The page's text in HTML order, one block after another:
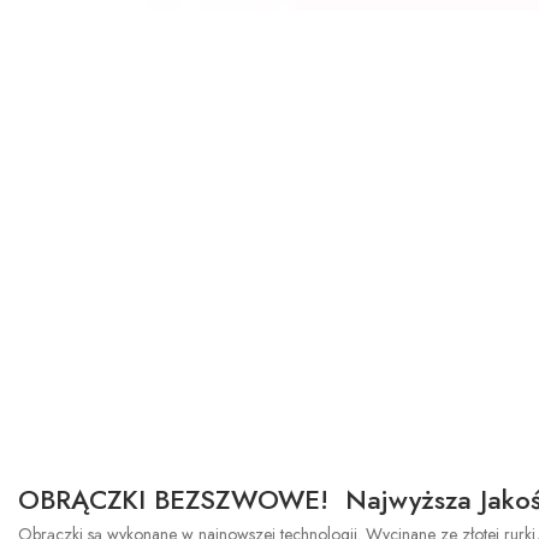
OBRĄCZKI BEZSZWOWE! Najwyższa
Obrączki są wykonane w najnowszej technologii. Wycinane ze złotej